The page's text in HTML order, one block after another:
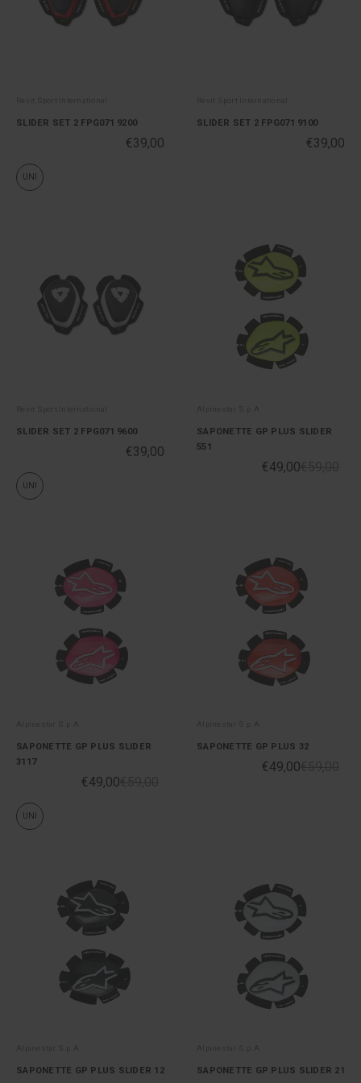
SLIDER SET 2 FPG071 9200
€39,00
UNI
SLIDER SET 2 FPG071 9100
€39,00
SLIDER SET 2 FPG071 9600
€39,00
UNI
SAPONETTE GP PLUS SLIDER
551
€49,00
SAPONETTE GP PLUS SLIDER
3117
€49,00
UNI
SAPONETTE GP PLUS 32
€49,00
SAPONETTE GP PLUS SLIDER 12 SAPONETTE GP PLUS SLIDER 21